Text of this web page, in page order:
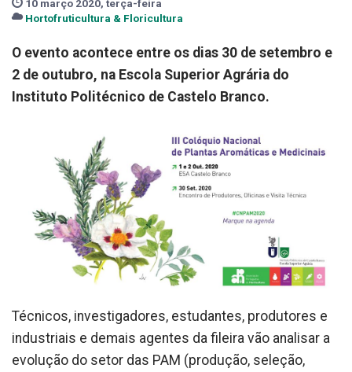
10 março 2020, terça-feira
Hortofruticultura & Floricultura
O evento acontece entre os dias 30 de setembro e
2 de outubro, na Escola Superior Agrária do
Instituto Politécnico de Castelo Branco.
Técnicos, investigadores, estudantes, produtores e
industriais e demais agentes da fileira vão analisar a
evolução do setor das PAM (produção, seleção,